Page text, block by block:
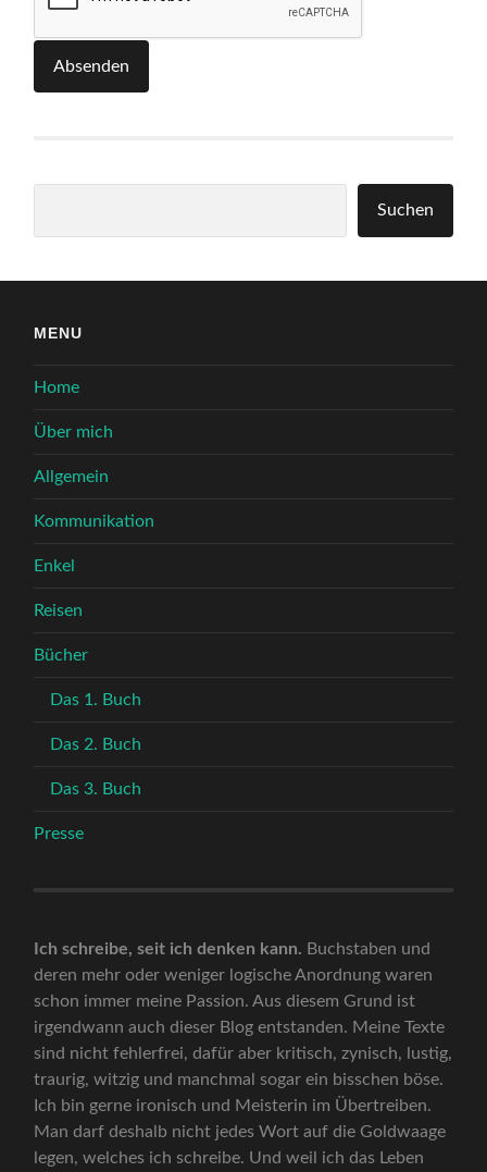
Absenden
Suchen
MENU
Home
Über mich
Allgemein
Kommunikation
Enkel
Reisen
Bücher
Das 1. Buch
Das 2. Buch
Das 3. Buch
Presse
Ich schreibe, seit ich denken kann. Buchstaben und
deren mehr oder weniger logische Anordnung waren
schon immer meine Passion. Aus diesem Grund ist
irgendwann auch dieser Blog entstanden. Meine Texte
sind nicht fehlerfrei, dafür aber kritisch, zynisch, lustig,
traurig, witzig und manchmal sogar ein bisschen böse.
Ich bin gerne ironisch und Meisterin im Übertreiben.
Man darf deshalb nicht jedes Wort auf die Goldwaage
legen, welches ich schreibe. Und weil ich das Leben